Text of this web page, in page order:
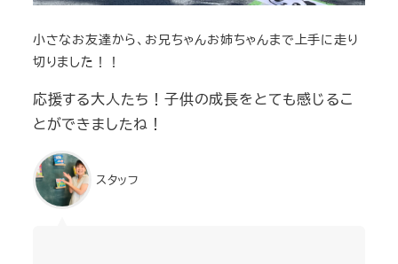
小さなお友達から、お兄ちゃんお姉ちゃんまで上手に走り
切りました！！
応援する大人たち！子供の成長をとても感じるこ
とができましたね！
スタッフ